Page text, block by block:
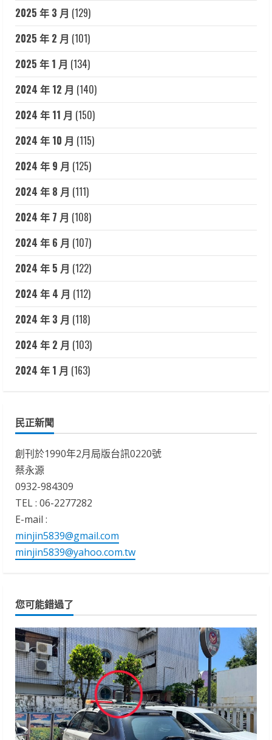
2025 年 3 月 (129)
2025 年 2 月 (101)
2025 年 1 月 (134)
2024 年 12 月 (140)
2024 年 11 月 (150)
2024 年 10 月 (115)
2024 年 9 月 (125)
2024 年 8 月 (111)
2024 年 7 月 (108)
2024 年 6 月 (107)
2024 年 5 月 (122)
2024 年 4 月 (112)
2024 年 3 月 (118)
2024 年 2 月 (103)
2024 年 1 月 (163)
民正新聞
創刊於1990年2月局版台訊0220號
蔡永源
0932-984309
TEL : 06-2277282
E-mail :
minjin5839@gmail.com
minjin5839@yahoo.com.tw
您可能錯過了